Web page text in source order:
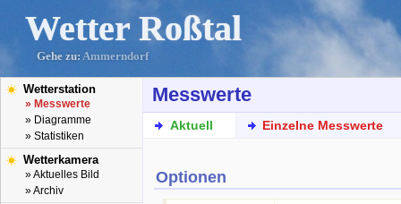
Wetter Roßtal
Gehe zu: Ammerndorf
Wetterstation
» Messwerte
» Diagramme
» Statistiken
Wetterkamera
» Aktuelles Bild
» Archiv
Messwerte
Aktuell Einzelne Messwerte
Optionen